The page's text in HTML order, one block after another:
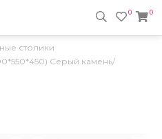
0
0
столики
Серый камень/